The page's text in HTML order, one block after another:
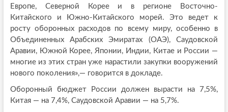
Европе, Северной Корее и в регионе Восточно-
Китайского и Южно-Китайского морей. Это ведет к
росту оборонных расходов по всему миру, особенно в
Объединенных Арабских Эмиратах (ОАЭ), Саудовской
Аравии, Южной Корее, Японии, Индии, Китае и России —
многие из этих стран уже нарастили закупки вооружений
нового поколения»,— говорится в докладе.
Оборонный бюджет России должен вырасти на 7,5%,
Китая — на 7,4%, Саудовской Аравии — на 5,7%.